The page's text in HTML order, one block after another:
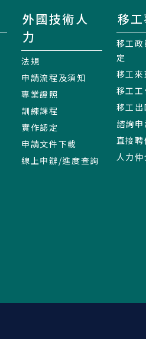
外國技術人
力
法規
申請流程及須知
專業證照
訓練課程
實作認定
申請文件下載
線上申辦/進度查詢
移
移工
定
移工來
移工
移工出
諮詢申
直接聘
人力仲